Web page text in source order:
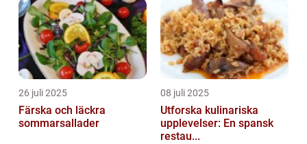
26 juli 2025
Färska och läckra
sommarsallader
08 juli 2025
Utforska kulinariska
upplevelser: En spansk
restau...